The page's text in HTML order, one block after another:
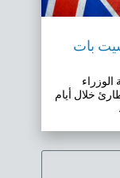
بات
خلال أيام